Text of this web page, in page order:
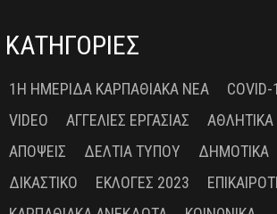
ΚΑΤΗΓΟΡΙΕΣ
1Η ΗΜΕΡΊΔΑ ΚΑΡΠΑΘΙΑΚΆ ΝΈΑ COVID-
VIDEO
ΑΓΓΕΛΊΕΣ ΕΡΓΑΣΊΑΣ ΑΘΛΗΤΙΚΆ
ΑΠΌΨΕΙΣ
ΔΕΛΤΊΑ ΤΎΠΟΥ ΔΗΜΟΤΙΚΆ
ΔΙΚΑΣΤΙΚΌ
ΕΚΛΟΓΈΣ 2023